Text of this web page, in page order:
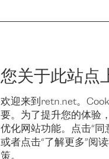
您关于此站点
欢迎来到retn.net。
要。为了提升您的体验
优化网站功能。点击“同
或者点击“了解更多”阅
策。